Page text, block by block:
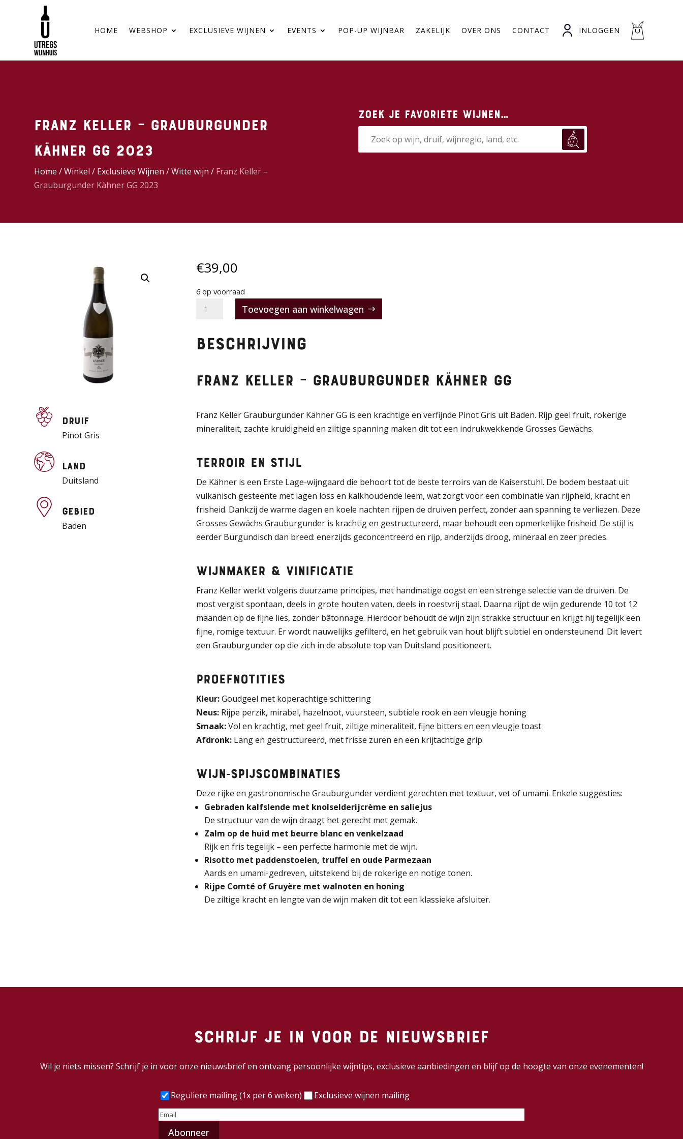
HOME WEBSHOP EXCLUSIEVE WIJNEN EVENTS POP-UP WIJNBAR ZAKELIJK OVER ONS CONTACT INLOGGEN
Franz Keller – Grauburgunder
Kähner GG 2023
Home /Winkel / Exclusieve Wijnen /Witte wijn / Franz Keller –
Grauburgunder Kähner GG 2023
Zoek je favoriete wijnen…
Druif
Pinot Gris
Land
Duitsland
Gebied
Baden
€39,00
6 op voorraad
Franz
Grauburgunder
GG
2023
Toevoegen aan winkelwagen
Beschrijving
Franz Keller – Grauburgunder Kähner GG
Franz Keller Grauburgunder Kähner GG is een krachtige en verfijnde Pinot Gris uit Baden. Rijp geel fruit, rokerige
mineraliteit, zachte kruidigheid en ziltige spanning maken dit tot een indrukwekkende Grosses Gewächs.
Terroir en stijl
De Kähner is een Erste Lage-wijngaard die behoort tot de beste terroirs van de Kaiserstuhl. De bodem bestaat uit
vulkanisch gesteente met lagen löss en kalkhoudende leem, wat zorgt voor een combinatie van rijpheid, kracht en
frisheid. Dankzij de warme dagen en koele nachten rijpen de druiven perfect, zonder aan spanning te verliezen. Deze
Grosses Gewächs Grauburgunder is krachtig en gestructureerd, maar behoudt een opmerkelijke frisheid. De stijl is
eerder Burgundisch dan breed: enerzijds geconcentreerd en rijp, anderzijds droog, mineraal en zeer precies.
Wijnmaker & vinificatie
Franz Keller werkt volgens duurzame principes, met handmatige oogst en een strenge selectie van de druiven. De
most vergist spontaan, deels in grote houten vaten, deels in roestvrij staal. Daarna rijpt de wijn gedurende 10 tot 12
maanden op de fijne lies, zonder bâtonnage. Hierdoor behoudt de wijn zijn strakke structuur en krijgt hij tegelijk een
fijne, romige textuur. Er wordt nauwelijks gefilterd, en het gebruik van hout blijft subtiel en ondersteunend. Dit levert
een Grauburgunder op die zich in de absolute top van Duitsland positioneert.
Proefnotities
Kleur:Goudgeel met koperachtige schittering
Neus: Rijpe perzik, mirabel, hazelnoot, vuursteen, subtiele rook en een vleugje honing
Smaak:Vol en krachtig, met geel fruit, ziltige mineraliteit, fijne bitters en een vleugje toast
Afdronk: Lang en gestructureerd, met frisse zuren en een krijtachtige grip
Wijn‑spijscombinaties
Deze rijke en gastronomische Grauburgunder verdient gerechten met textuur, vet of umami. Enkele suggesties:
Gebraden kalfslende met knolselderijcrème en saliejus
De structuur van de wijn draagt het gerecht met gemak.
Zalm op de huid met beurre blanc en venkelzaad
Rijk en fris tegelijk – een perfecte harmonie met de wijn.
Risotto met paddenstoelen, truffel en oude Parmezaan
Aards en umami-gedreven, uitstekend bij de rokerige en notige tonen.
Rijpe Comté of Gruyère met walnoten en honing
De ziltige kracht en lengte van de wijn maken dit tot een klassieke afsluiter.
Schrijf je in voor de nieuwsbrief
Wil je niets missen? Schrijf je in voor onze nieuwsbrief en ontvang persoonlijke wijntips, exclusieve aanbiedingen en blijf op de hoogte van onze evenementen!
Frequentie(Vereist)
Reguliere mailing (1x per 6 weken)
Exclusieve wijnen mailing
E-
mailadres